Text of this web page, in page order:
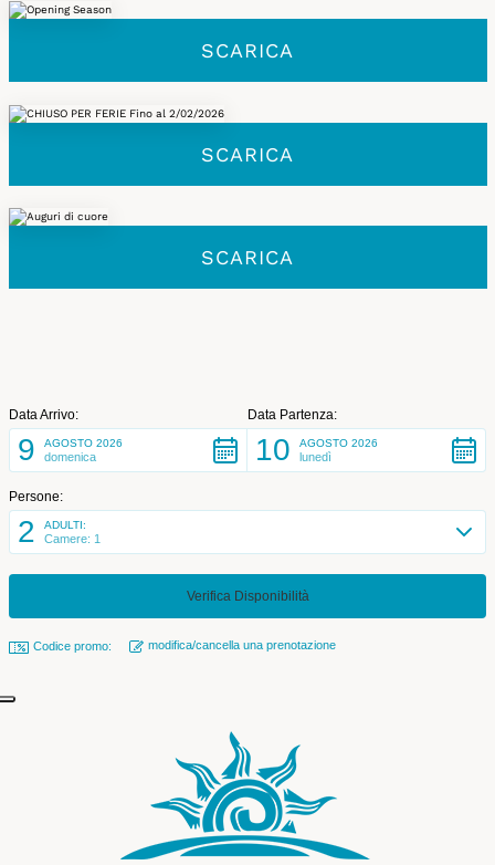
SCARICA
SCARICA
SCARICA
Data Arrivo:
9 AGOSTO 2026
domenica
Data Partenza:
10 AGOSTO 2026
lunedì
Persone:
2 ADULTI:
Camere: 1
Codice promo: modifica/cancella una prenotazione